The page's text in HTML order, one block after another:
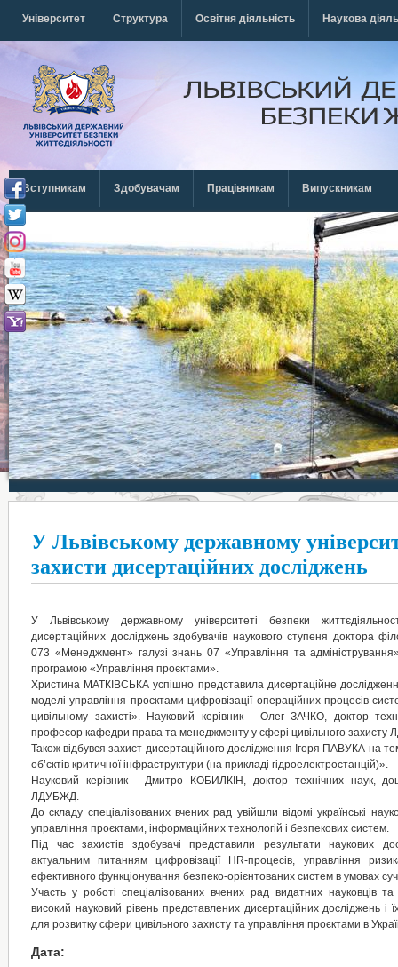
Університет
Структура Освітня діяльність Наукова
Вступникам Здобувачам Працівникам Випускникам
У Львівському державному
захисти дисертаційних досліджень
У Львівському державному університеті безпеки
дисертаційних досліджень здобувачів наукового ступеня доктора
073 «Менеджмент» галузі знань 07 «Управління та
програмою «Управління проєктами».
Христина МАТКІВСЬКА успішно представила дисертаційне
моделі управління проєктами цифровізації операційних процесів
цивільному захисті». Науковий керівник - Олег ЗАЧКО, доктор
професор кафедри права та менеджменту у сфері цивільного
Також відбувся захист дисертаційного дослідження Ігоря ПАВУКА на
об’єктів критичної інфраструктури (на прикладі гідроелектростанцій)».
Науковий керівник - Дмитро КОБИЛКІН, доктор технічних наук,
ЛДУБЖД.
До складу спеціалізованих вчених рад увійшли відомі українські
управління проєктами, інформаційних технологій і безпекових систем.
Під час захистів здобувачі представили результати наукових
актуальним питанням цифровізації HR-процесів, управління
ефективного функціонування безпеко-орієнтованих систем в умовах
Участь у роботі спеціалізованих вчених рад видатних науковців та
високий науковий рівень представлених дисертаційних досліджень і
для розвитку сфери цивільного захисту та управління проєктами в
Дата: